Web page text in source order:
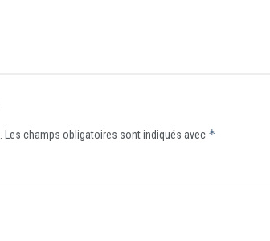
Les champs obligatoires sont indiqués avec *